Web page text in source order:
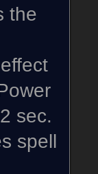
the
sec.
spell